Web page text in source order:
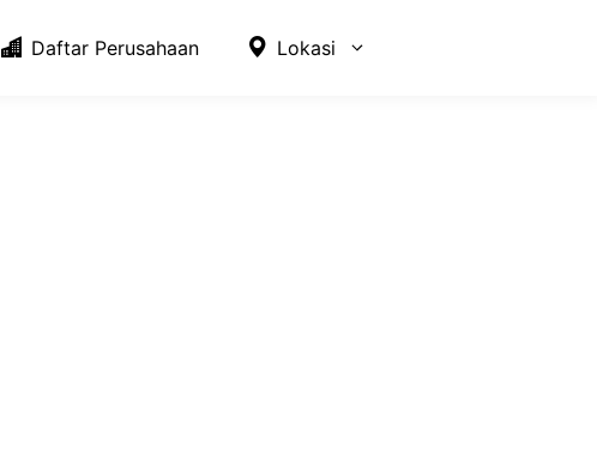
Daftar Perusahaan Lokasi